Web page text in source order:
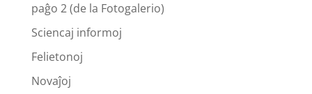
paĝo 2 (de la Fotogalerio)
Sciencaj informoj
Felietonoj
Novaĵoj